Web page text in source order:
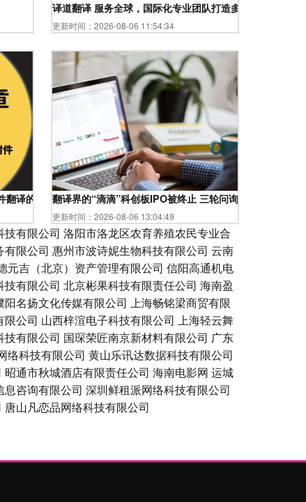
译道翻译 服务全球，国际化专业团队打造多语种笔译口译
更新时间：2026-08-06 11:54:34
翻译的精准之道翻译界的“滴滴”科创板IPO被终止 三轮问询剑指核心专利
更新时间：2026-08-06 13:04:49
技有限公司 洛阳市洛龙区农育养殖农民专业合
有限公司 惠州市波诗妮生物科技有限公司 云南
元吉（北京）资产管理有限公司 信阳高通机电
技有限公司 北京彬果科技有限责任公司 海南盈
阳名扬文化传媒有限公司 上海畅铭梁商贸有限
限公司 山西梓渲电子科技有限公司 上海轻云舞
技有限公司 国琛荣匠南京新材料有限公司 广东
络科技有限公司 黄山乐讯达数据科技有限公司
昭通市秋城酒店有限责任公司 海南电影网 运城
息咨询有限公司 深圳鲜租派网络科技有限公司
唐山凡恋品网络科技有限公司